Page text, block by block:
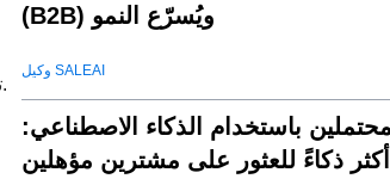
تنبؤات عالية الدقة لضمان استعداد فريق المبيعات الخاص بك لما هو قادم. لا مزيد من المفاجآت - فقط قرارات قوية مدعومة بالبيانات.
(B2B) ويُسرّع النمو
وكيل SALEAI
باستخدام الذكاء الاصطناعي:
ذكاءً للعثور على مشترين مؤهلين